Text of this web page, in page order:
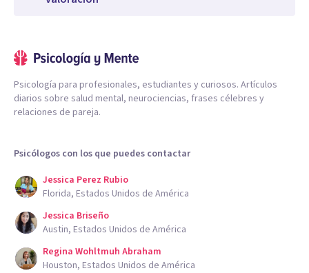
Psicología para profesionales, estudiantes y curiosos. Artículos
diarios sobre salud mental, neurociencias, frases célebres y
relaciones de pareja.
Psicólogos con los que puedes contactar
Jessica Perez Rubio
Florida, Estados Unidos de América
Jessica Briseño
Austin, Estados Unidos de América
Regina Wohltmuh Abraham
Houston, Estados Unidos de América